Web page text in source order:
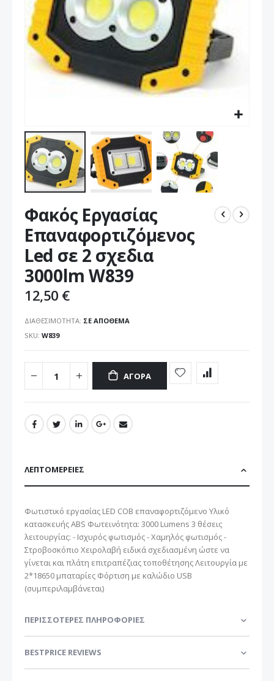
στην
αρχή
της
συλλογής
εικόνων
Φακός Εργασίας
Επαναφορτιζόμενος
Led σε 2 σχεδια
3000lm W839
12,50 €
ΔΙΑΘΕΣΙΜΌΤΗΤΑ: ΣΕ ΑΠΌΘΕΜΑ
SKU W839
ΑΓΟΡΆ
ΛΕΠΤΟΜΈΡΕΙΕΣ
Φωτιστικό εργασίας LED COB επαναφορτιζόμενο Υλικό
κατασκευής ABS Φωτεινότητα: 3000 Lumens 3 θέσεις
λειτουργίας: - Ισχυρός φωτισμός - Χαμηλός φωτισμός -
Στροβοσκόπιο Χειρολαβή ειδικά σχεδιασμένη ώστε να
γίνεται και πλάτη επιτραπέζιας τοποθέτησης Λειτουργία με
2*18650 μπαταρίες Φόρτιση με καλώδιο USB
(συμπεριλαμβάνεται)
ΠΕΡΙΣΣΌΤΕΡΕΣ ΠΛΗΡΟΦΟΡΊΕΣ
BESTPRICE REVIEWS